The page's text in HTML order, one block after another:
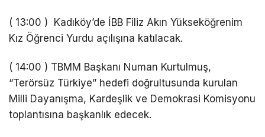
( 13:00 ) Kadıköy’de İBB Filiz Akın Yükseköğrenim
Kız Öğrenci Yurdu açılışına katılacak.
( 14:00 ) TBMM Başkanı Numan Kurtulmuş,
“Terörsüz Türkiye” hedefi doğrultusunda kurulan
Milli Dayanışma, Kardeşlik ve Demokrasi Komisyonu
toplantısına başkanlık edecek.